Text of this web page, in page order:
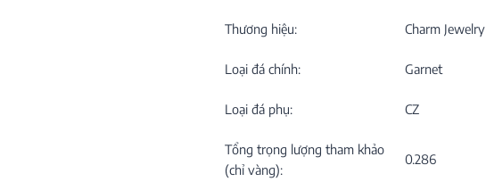
Thương hiệu: Charm Jewelry
Loại đá chính: Garnet
Loại đá phụ: CZ
Tổng trọng lượng tham khảo
(chỉ vàng):
0.286